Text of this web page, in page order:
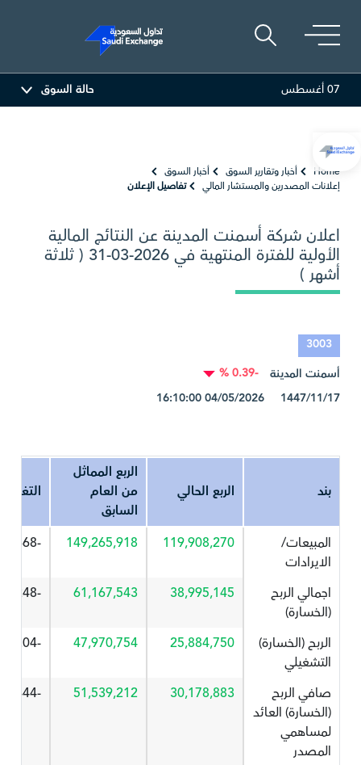
07 أغسطس حالة السوق
Home أخبار وتقارير السوق
أخبار السوق
إعلانات المصدرين والمستشار المالي
تفاصيل الإعلان
اعلان شركة أسمنت المدينة عن النتائج المالية
الأولية للفترة المنتهية في 2026-03-31 ( ثلاثة
أشهر )
3003
أسمنت المدينة
-0.39 %
1447/11/17 04/05/2026 16:10:00
بند الربع الحالي
الربع المماثل
من العام
السابق
التغير%
المبيعات/
الايرادات
119,908,270
149,265,918
-19.668
اجمالي الربح
(الخسارة)
38,995,145
61,167,543
-36.248
الربح (الخسارة)
التشغيلي
25,884,750
47,970,754
-46.04
صافي الربح
(الخسارة) العائد
لمساهمي
المصدر
30,178,883
51,539,212
-41.444